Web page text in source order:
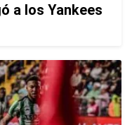
a los Yankees